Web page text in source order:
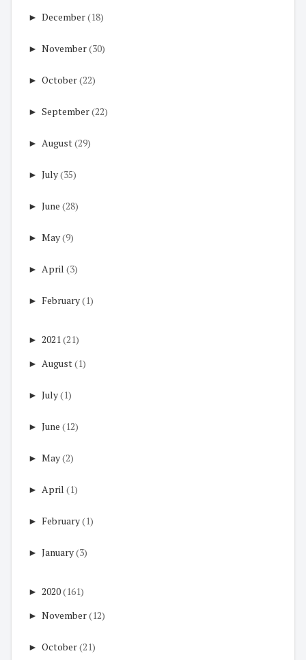
► December(18)
► November(30)
► October(22)
► September(22)
► August(29)
► July(35)
► June (28)
► May(9)
► April (3)
► February(1)
► 2021(21)
► August(1)
► July(1)
► June (12)
► May(2)
► April (1)
► February(1)
► January(3)
► 2020(161)
► November(12)
► October(21)